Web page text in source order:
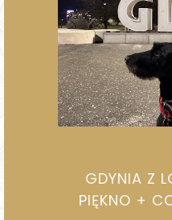
GDYNIA Z
PIĘKNO +